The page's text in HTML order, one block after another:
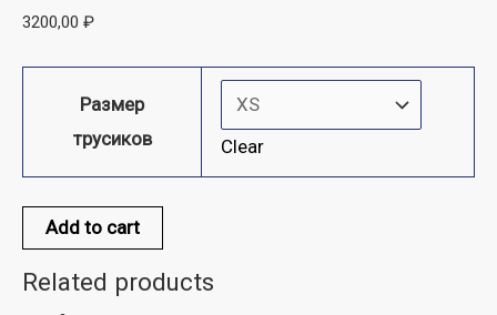
3200,00 ₽
Размер
трусиков
Clear
Add to cart
Related products